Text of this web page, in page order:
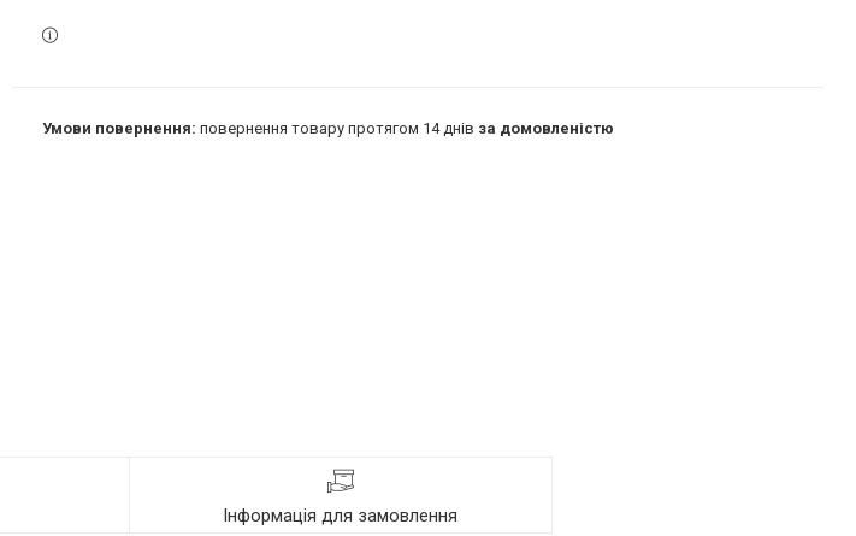
повернення товару протягом 14 днів за домовленістю
Інформація для замовлення